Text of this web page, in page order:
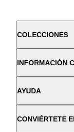
COLECCIONES
INFORMACIÓN
AYUDA
CONVIÉRTETE